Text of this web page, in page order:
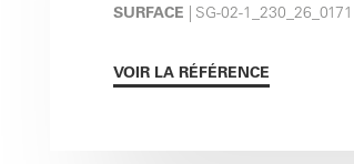
SURFACE | SG-02-1_230_26_0171
VOIR LA RÉFÉRENCE